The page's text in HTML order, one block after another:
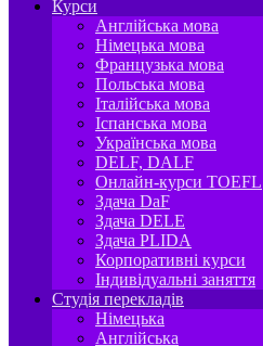
Курси
Англійська мова
Німецька мова
Французька мова
Польська мова
Італійська мова
Іспанська мова
Українська мова
DELF, DALF
Онлайн-курси TOEFL
Здача DaF
Здача DELE
Здача PLIDA
Корпоративні курси
Індивідуальні заняття
Студія перекладів
Німецька
Англійська